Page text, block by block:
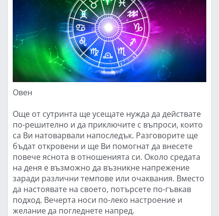
Овен
Още от сутринта ще усещате нужда да действате
по-решително и да приключите с въпроси, които
са Ви натоварвали напоследък. Разговорите ще
бъдат откровени и ще Ви помогнат да внесете
повече яснота в отношенията си. Около средата
на деня е възможно да възникне напрежение
заради различни темпове или очаквания. Вместо
да настоявате на своето, потърсете по-гъвкав
подход. Вечерта носи по-леко настроение и
желание да погледнете напред.